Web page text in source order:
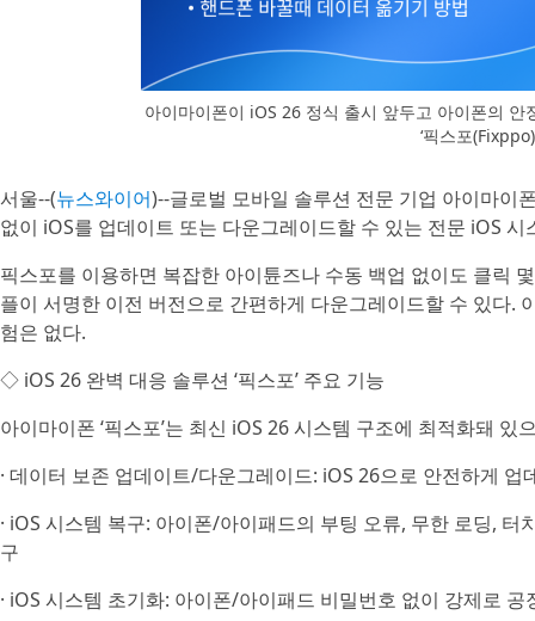
아이마이폰이 iOS 26 정식 출시 앞두고 아이폰의
‘픽스포
서울--(뉴스와이어)--글로벌 모바일 솔루션 전문 기업 아이마이
없이 iOS를 업데이트 또는 다운그레이드할 수 있는 전문 iOS
픽스포를 이용하면 복잡한 아이튠즈나 수동 백업 없이도 클릭
플이 서명한 이전 버전으로 간편하게 다운그레이드할 수 있다.
험은 없다.
◇ iOS 26 완벽 대응 솔루션 ‘픽스포’ 주요 기능
아이마이폰 ‘픽스포’는 최신 iOS 26 시스템 구조에 최적화돼
· 데이터 보존 업데이트/다운그레이드: iOS 26으로 안전하게
· iOS 시스템 복구: 아이폰/아이패드의 부팅 오류, 무한 로딩,
구
· iOS 시스템 초기화: 아이폰/아이패드 비밀번호 없이 강제로 공